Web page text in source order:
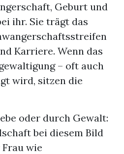
Geburt und
ihr. Sie trägt das
Karriere. Wenn das
– oft auch
wird, sitzen die
oder durch Gewalt:
bei diesem Bild
wie